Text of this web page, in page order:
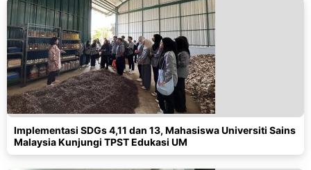
Implementasi SDGs 4,11 dan 13, Mahasiswa Universiti Sains
Malaysia Kunjungi TPST Edukasi UM